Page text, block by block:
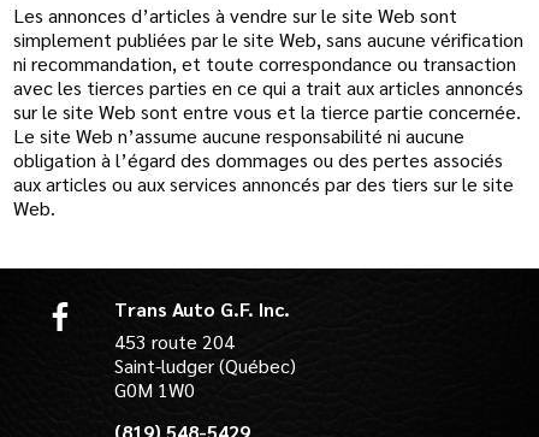
Les annonces d’articles à vendre sur le site Web sont
simplement publiées par le site Web, sans aucune vérification
ni recommandation, et toute correspondance ou transaction
avec les tierces parties en ce qui a trait aux articles annoncés
sur le site Web sont entre vous et la tierce partie concernée.
Le site Web n’assume aucune responsabilité ni aucune
obligation à l’égard des dommages ou des pertes associés
aux articles ou aux services annoncés par des tiers sur le site
Web.
Trans Auto G.F. Inc.
453 route 204
Saint-ludger (Québec)
G0M 1W0
(819) 548-5429